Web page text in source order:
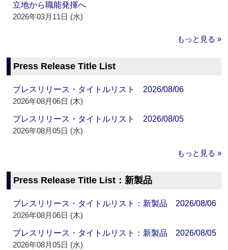
立地から職能発揮へ
2026年03月11日 (水)
もっと見る »
Press Release Title List
プレスリリース・タイトルリスト 2026/08/06
2026年08月06日 (木)
プレスリリース・タイトルリスト 2026/08/05
2026年08月05日 (水)
もっと見る »
Press Release Title List：新製品
プレスリリース・タイトルリスト：新製品 2026/08/06
2026年08月06日 (木)
プレスリリース・タイトルリスト：新製品 2026/08/05
2026年08月05日 (水)